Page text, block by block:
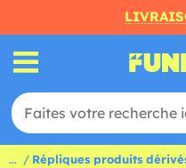
... Répliques produits